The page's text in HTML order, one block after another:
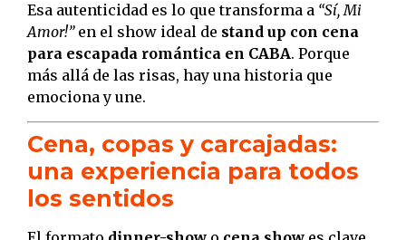
Esa autenticidad es lo que transforma a “Sí, Mi
Amor!”en el show ideal de stand up con cena
para escapada romántica en CABA. Porque
más allá de las risas, hay una historia que
emociona y une.
Cena, copas y carcajadas:
una experiencia para todos
los sentidos